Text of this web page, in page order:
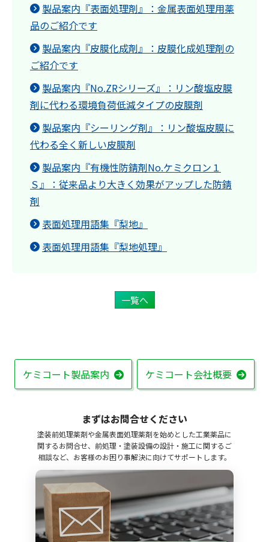
製品案内『表面処理剤』：金属表面処理用薬
品のご紹介です
製品案内『皮膜化成剤』：皮膜化成処理剤の
ご紹介です
製品案内『No.ZRシリーズ』：リン酸塩皮膜
剤に代わる環境負荷低減タイプの皮膜剤
製品案内『シーリング剤』：リン酸塩皮膜に
代わる全く新しい皮膜剤
製品案内『有機性防錆剤No.ケミクロン１
Ｓ』：従来品より大きく効果がアップした防錆
剤
表面処理用語集『梨地』
表面処理用語集『梨地処理』
一覧へ
ケミコート製品案内 ケミコート会社概要
まずはお問合せください
塗装前処理薬剤や金属表面処理薬剤を始めとした工業薬品に
関するお問合せ、前処理・塗装設備の設計・施工に関するご
相談など、お客様のお困り事解決に向けてサポートします。